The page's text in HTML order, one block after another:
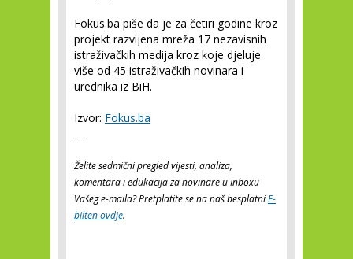
Fokus.ba piše da je za četiri godine kroz
projekt razvijena mreža 17 nezavisnih
istraživačkih medija kroz koje djeluje
više od 45 istraživačkih novinara i
urednika iz BiH.
Izvor: Fokus.ba
Želite sedmični pregled vijesti, analiza,
komentara i edukacija za novinare u Inboxu
Vašeg e-maila? Pretplatite se na naš besplatniE-
bilten ovdje.